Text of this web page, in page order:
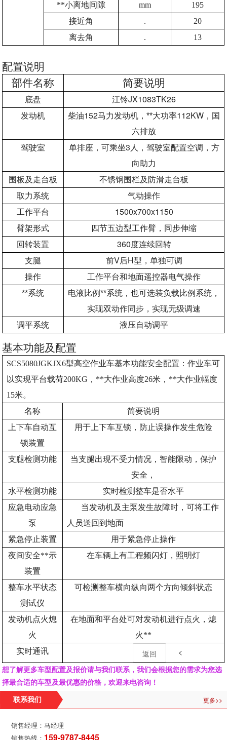
**小离地间隙
mm
195
接近角
.
20
离去角
. 13
配置说明
部件名称
简要说明
底盘 江铃JX1083TK26
发动机 柴油152马力发动机，**大功率112KW ，国
六排放
驾驶室
单排座，可乘坐3人，驾驶室配置空调，方
向助力
围板及走台板
不锈钢围栏及防滑走台板
取力系统
气动操作
工作平台
1500x700x1150
臂架形式
四节五边型工作臂，同步伸缩
回转装置
360度连续回转
支腿
前V后H型，单独可调
操作
工作平台和地面遥控器电气操作
**系统
电液比例**系统，也可选装负载比例系统，
实现双动作同步，实现无级调速
调平系统
液压自动调平
基本功能及配置
SCS5080JGKJX6型高空作业车基本功能安全配置：作业车可
以实现平台载荷200KG，**大作业高度26米，**大作业幅度
15米。
名称
简要说明
上下车自动互
锁装置
用于上下车互锁，防止误操作发生危险
支腿检测功能
当支腿出现不受力情况，智能限动，保护
安全，
水平检测功能
实时检测整车是否水平
应急电动应急
泵
当发动机及主泵发生故障时，可将工作
人员送回到地面
紧急停止装置
用于紧急停止操作
夜间安全**示
装置
在车辆上有工程频闪灯，照明灯
整车水平状态
测试仪
可检测整车横向纵向两个方向倾斜状态
发动机点火熄
火
在地面和平台处可对发动机进行点火，熄
火**
实时通讯
返回
<
想了解更多车型配置及报价请与我们联系，我们会根据您的需求为您选
择最合适的车型及最优惠的价格，欢迎来电咨询！
联系我们 更多>>
销售经理：马经理
销售热线： 159-9787-8445